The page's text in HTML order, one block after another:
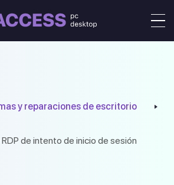
y reparaciones de escritorio
de intento de inicio de sesión